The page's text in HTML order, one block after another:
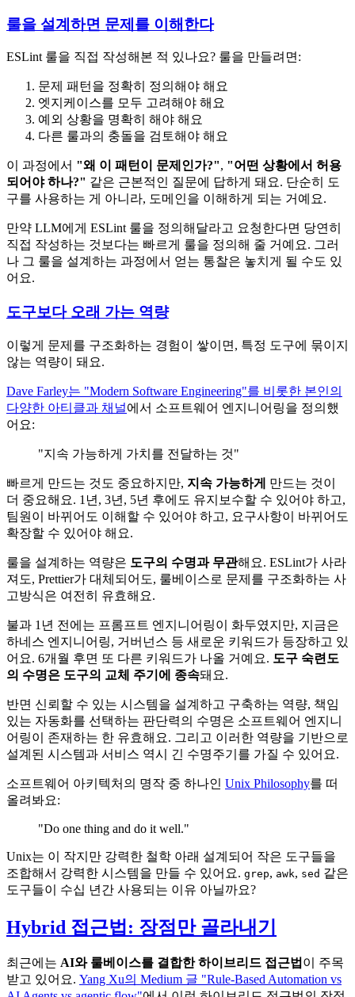
룰을 설계하면 문제를 이해한다
ESLint 룰을 직접 작성해본 적 있나요? 룰을 만들려면:
문제 패턴을 정확히 정의해야 해요
엣지케이스를 모두 고려해야 해요
예외 상황을 명확히 해야 해요
다른 룰과의 충돌을 검토해야 해요
이 과정에서 "왜 이 패턴이 문제인가?", "어떤 상황에서 허용
되어야 하나?" 같은 근본적인 질문에 답하게 돼요. 단순히 도
구를 사용하는 게 아니라, 도메인을 이해하게 되는 거예요.
만약 LLM에게 ESLint 룰을 정의해달라고 요청한다면 당연히
직접 작성하는 것보다는 빠르게 룰을 정의해 줄 거예요. 그러
나 그 룰을 설계하는 과정에서 얻는 통찰은 놓치게 될 수도 있
어요.
도구보다 오래 가는 역량
이렇게 문제를 구조화하는 경험이 쌓이면, 특정 도구에 묶이지
않는 역량이 돼요.
Dave Farley는 "Modern Software Engineering"를 비롯한 본인의
다양한 아티클과 채널에서 소프트웨어 엔지니어링을 정의했
어요:
"지속 가능하게 가치를 전달하는 것"
빠르게 만드는 것도 중요하지만, 지속 가능하게
만드는 것이
더 중요해요. 1년, 3년, 5년 후에도 유지보수할 수 있어야 하고,
팀원이 바뀌어도 이해할 수 있어야 하고, 요구사항이 바뀌어도
확장할 수 있어야 해요.
룰을 설계하는 역량은 도구의 수명과 무관해요. ESLint가 사라
져도, Prettier가 대체되어도, 룰베이스로 문제를 구조화하는 사
고방식은 여전히 유효해요.
불과 1년 전에는 프롬프트 엔지니어링이 화두였지만, 지금은
하네스 엔지니어링, 거버넌스 등 새로운 키워드가 등장하고 있
어요. 6개월 후면 또 다른 키워드가 나올 거예요. 도구 숙련도
의 수명은 도구의 교체 주기에 종속돼요.
반면 신뢰할 수 있는 시스템을 설계하고 구축하는 역량, 책임
있는 자동화를 선택하는 판단력의 수명은 소프트웨어 엔지니
어링이 존재하는 한 유효해요. 그리고 이러한 역량을 기반으로
설계된 시스템과 서비스 역시 긴 수명주기를 가질 수 있어요.
소프트웨어 아키텍처의 명작 중 하나인 Unix Philosophy를 떠
올려봐요:
"Do one thing and do it well."
Unix는 이 작지만 강력한 철학 아래 설계되어 작은 도구들을
조합해서 강력한 시스템을 만들 수 있어요. grep, awk, sed 같은
도구들이 수십 년간 사용되는 이유 아닐까요?
Hybrid 접근법: 장점만 골라내기
최근에는 AI와 룰베이스를 결합한 하이브리드 접근법 이 주목
받고 있어요. Yang Xu의 Medium 글 "Rule-Based Automation vs